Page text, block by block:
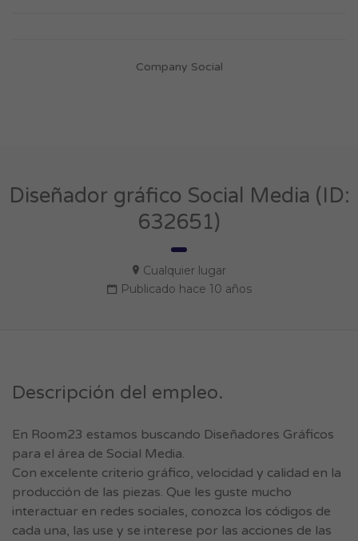
Company Social
Diseñador gráfico Social Media (ID:
632651)
Cualquier lugar
Publicado hace 10 años
Descripción del empleo.
En Room23 estamos buscando Diseñadores Gráficos
para el área de Social Media.
Con excelente criterio gráfico, velocidad y calidad en la
producción de las piezas. Que les guste mucho
interactuar en redes sociales, conozca los códigos de
cada una, las use y se interese por las acciones de las